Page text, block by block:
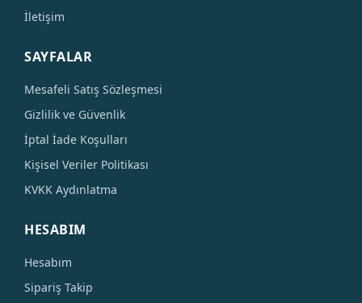
İletişim
SAYFALAR
Mesafeli Satış Sözleşmesi
Gizlilik ve Güvenlik
İptal İade Koşulları
Kişisel Veriler Politikası
KVKK Aydınlatma
HESABIM
Hesabım
Sipariş Takip